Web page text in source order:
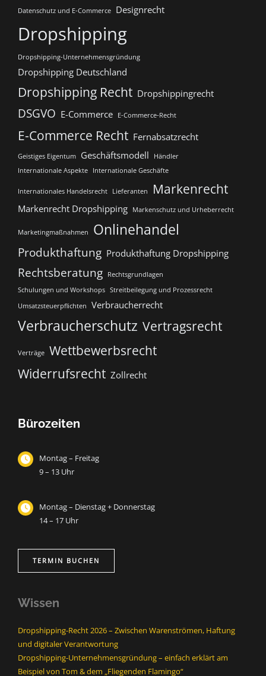
Datenschutz und E-Commerce Designrecht
Dropshipping
Dropshipping-Unternehmensgründung
Dropshipping Deutschland
Dropshipping Recht Dropshippingrecht
DSGVO E-Commerce E-Commerce-Recht
E-Commerce Recht Fernabsatzrecht
Geistiges Eigentum Geschäftsmodell
Händler
Internationale Aspekte
Internationale Geschäfte
Internationales Handelsrecht Lieferanten Markenrecht
Markenrecht Dropshipping Markenschutz und Urheberrecht
Marketingmaßnahmen Onlinehandel
Produkthaftung Produkthaftung Dropshipping
Rechtsberatung
Rechtsgrundlagen
Schulungen und Workshops Streitbeilegung und Prozessrecht​
Umsatzsteuerpflichten
Verbraucherrecht
Verbraucherschutz Vertragsrecht
Verträge Wettbewerbsrecht
Widerrufsrecht Zollrecht
Bürozeiten
Montag – Freitag
9 – 13 Uhr
Montag – Dienstag + Donnerstag
14 – 17 Uhr
TERMIN BUCHEN
Wissen
Dropshipping-Recht 2026 – Zwischen Warenströmen, Haftung
und digitaler Verantwortung
Dropshipping-Unternehmensgründung – einfach erklärt am
Beispiel von Tom & dem „Fliegenden Flamingo“